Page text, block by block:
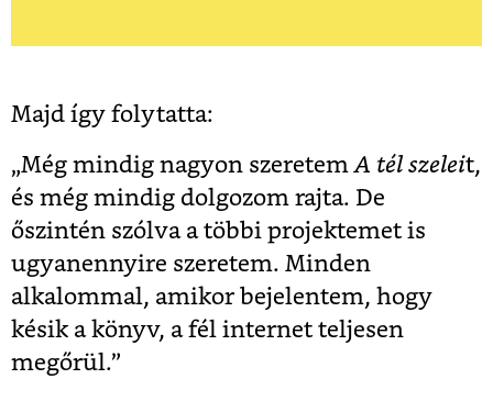
Majd így folytatta:
„Még mindig nagyon szeretemA tél szeleit,
és még mindig dolgozom rajta. De
őszintén szólva a többi projektemet is
ugyanennyire szeretem. Minden
alkalommal, amikor bejelentem, hogy
késik a könyv, a fél internet teljesen
megőrül.”